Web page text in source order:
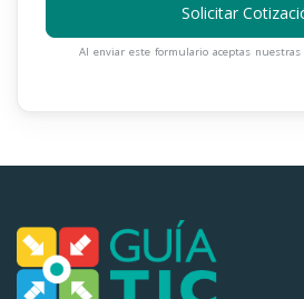
Al enviar este formulario aceptas nuestras
Solicitar